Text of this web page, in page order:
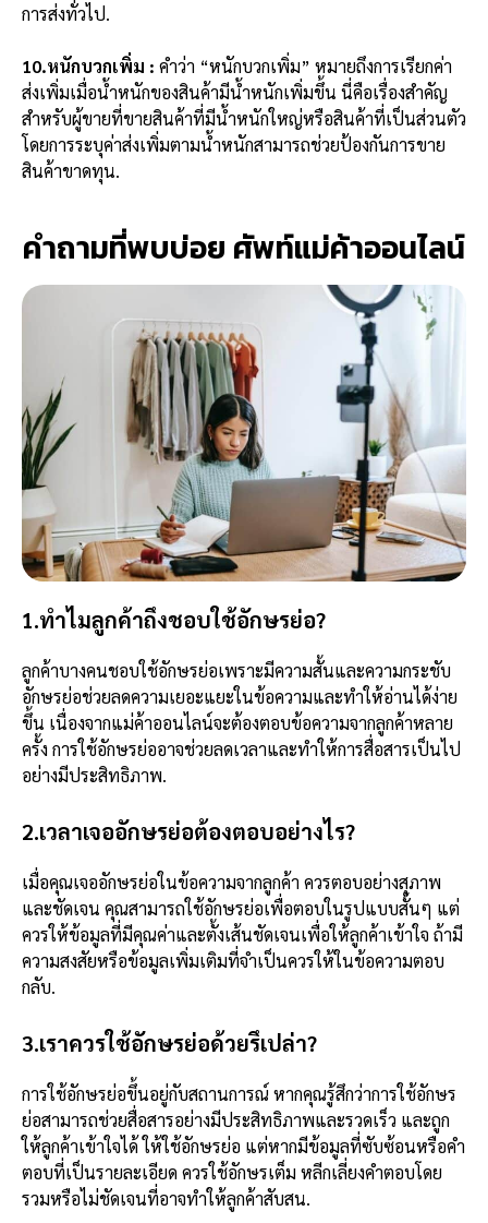
การส่งทั่วไป.
10.หนักบวกเพิ่ม : คำว่า “หนักบวกเพิ่ม” หมายถึงการเรียกค่า
ส่งเพิ่มเมื่อน้ำหนักของสินค้ามีน้ำหนักเพิ่มขึ้น นี่คือเรื่องสำคัญ
สำหรับผู้ขายที่ขายสินค้าที่มีน้ำหนักใหญ่หรือสินค้าที่เป็นส่วนตัว
โดยการระบุค่าส่งเพิ่มตามน้ำหนักสามารถช่วยป้องกันการขาย
สินค้าขาดทุน.
คำถามที่พบบ่อย ศัพท์แม่ค้าออนไลน์
1.ทำไมลูกค้าถึงชอบใช้อักษรย่อ?
ลูกค้าบางคนชอบใช้อักษรย่อเพราะมีความสั้นและความกระชับ
อักษรย่อช่วยลดความเยอะแยะในข้อความและทำให้อ่านได้ง่าย
ขึ้น เนื่องจากแม่ค้าออนไลน์จะต้องตอบข้อความจากลูกค้าหลาย
ครั้ง การใช้อักษรย่ออาจช่วยลดเวลาและทำให้การสื่อสารเป็นไป
อย่างมีประสิทธิภาพ.
2.เวลาเจออักษรย่อต้องตอบอย่างไร?
เมื่อคุณเจออักษรย่อในข้อความจากลูกค้า ควรตอบอย่างสุภาพ
และชัดเจน คุณสามารถใช้อักษรย่อเพื่อตอบในรูปแบบสั้นๆ แต่
ควรให้ข้อมูลที่มีคุณค่าและตั้งเส้นชัดเจนเพื่อให้ลูกค้าเข้าใจ ถ้ามี
ความสงสัยหรือข้อมูลเพิ่มเติมที่จำเป็นควรให้ในข้อความตอบ
กลับ.
3.เราควรใช้อักษรย่อด้วยรึเปล่า?
การใช้อักษรย่อขึ้นอยู่กับสถานการณ์ หากคุณรู้สึกว่าการใช้อักษร
ย่อสามารถช่วยสื่อสารอย่างมีประสิทธิภาพและรวดเร็ว และถูก
ให้ลูกค้าเข้าใจได้ ให้ใช้อักษรย่อ แต่หากมีข้อมูลที่ซับซ้อนหรือคำ
ตอบที่เป็นรายละเอียด ควรใช้อักษรเต็ม หลีกเลี่ยงคำตอบโดย
รวมหรือไม่ชัดเจนที่อาจทำให้ลูกค้าสับสน.